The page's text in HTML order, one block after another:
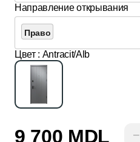
Направление открывания
Право
Цвет : Antracit/Alb
9 700 MDL −